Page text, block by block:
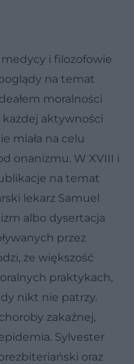
i filozofowie
na temat
moralności
każdej aktywności
miała na celu
onanizmu. W XVIII i
na temat
lekarz Samuel
albo dysertacja
przez
że większość
praktykach,
nikt nie patrzy.
zakaźnej,
Sylvester
oraz